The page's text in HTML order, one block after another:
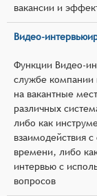
вакансии и
Видео-
Функции Видео-
службе компании
на вакантные
различных
либо как
взаимодействия
времени, либо
интервью с
вопросов